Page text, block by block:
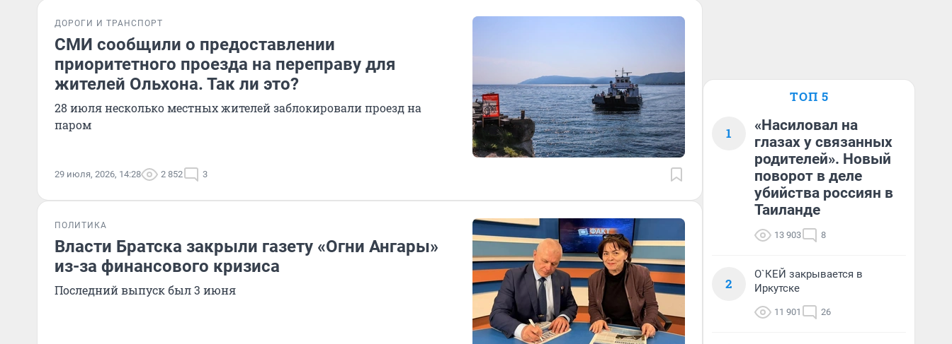
ДОРОГИ И ТРАНСПОРТ
СМИ сообщили о предоставлении
приоритетного проезда на переправу для
жителей Ольхона. Так ли это?
28 июля несколько местных жителей заблокировали проезд на
паром
29 июля, 2026, 14:28 2 852 3
ПОЛИТИКА
Власти Братска закрыли газету «Огни Ангары»
из-за финансового кризиса
Последний выпуск был 3 июня
ТОП 5
1
«Насиловал на
глазах у связанных
родителей». Новый
поворот в деле
убийства россиян в
Таиланде
13 903 8
2
О`КЕЙ закрывается в
Иркутске
11 901 26